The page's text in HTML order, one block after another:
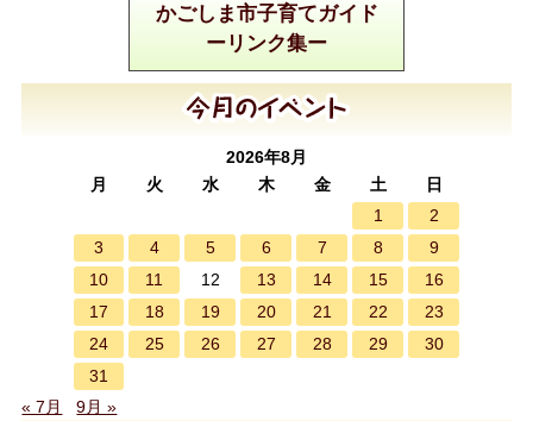
かごしま市子育てガイド
ーリンク集ー
2026年8月
月
火 水 木 金 土
日
1
2
3
4 5 6 7 8
9
10
11 12 13 14 15
16
17
18 19 20 21 22
23
24
25 26 27 28 29
30
31
« 7月
9月 »